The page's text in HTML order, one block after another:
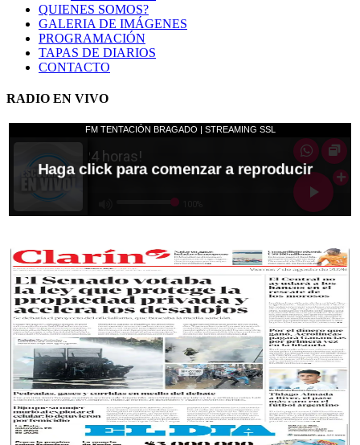
QUIENES SOMOS?
GALERIA DE IMÁGENES
PROGRAMACIÓN
TAPAS DE DIARIOS
CONTACTO
RADIO EN VIVO